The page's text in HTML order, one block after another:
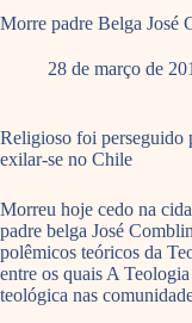
Morre padre Belga José
28 de março de
Religioso foi perseguido
exilar-se no Chile
Morreu hoje cedo na
padre belga José
polêmicos teóricos da
entre os quais A
teológica nas